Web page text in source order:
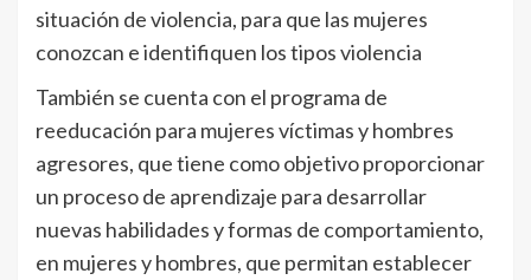
situación de violencia, para que las mujeres
conozcan e identifiquen los tipos violencia
También se cuenta con el programa de
reeducación para mujeres víctimas y hombres
agresores, que tiene como objetivo proporcionar
un proceso de aprendizaje para desarrollar
nuevas habilidades y formas de comportamiento,
en mujeres y hombres, que permitan establecer